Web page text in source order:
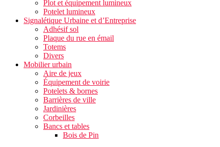
Plot et équipement lumineux
Potelet lumineux
Signalétique Urbaine et d’Entreprise
Adhésif sol
Plaque du rue en émail
Totems
Divers
Mobilier urbain
Aire de jeux
Équipement de voirie
Potelets & bornes
Barrières de ville
Jardinières
Corbeilles
Bancs et tables
Bois de Pin